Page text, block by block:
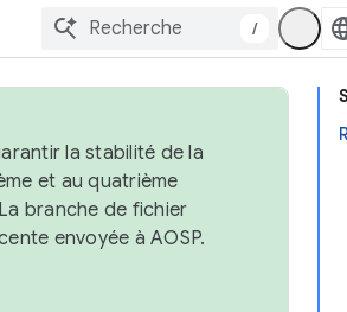
/
la stabilité de la
et au quatrième
branche de fichier
envoyée à AOSP.